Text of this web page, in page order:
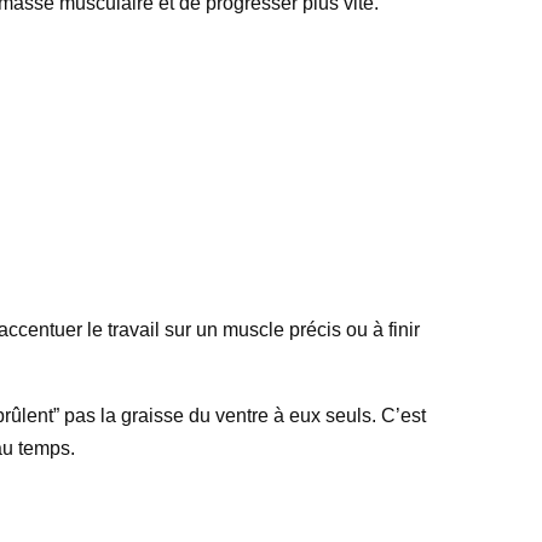
le travail sur un muscle précis ou à finir
pas la graisse du ventre à eux seuls. C’est
temps.